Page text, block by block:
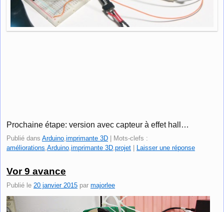
Prochaine étape: version avec capteur à effet hall…
Publié dans Arduino,imprimante 3D
Mots-clefs :
améliorations,Arduino,imprimante 3D,projet Laisser une réponse
Vor 9 avance
Publié le 20 janvier 2015 par majorlee